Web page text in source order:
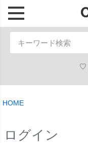
HOME
ログイン